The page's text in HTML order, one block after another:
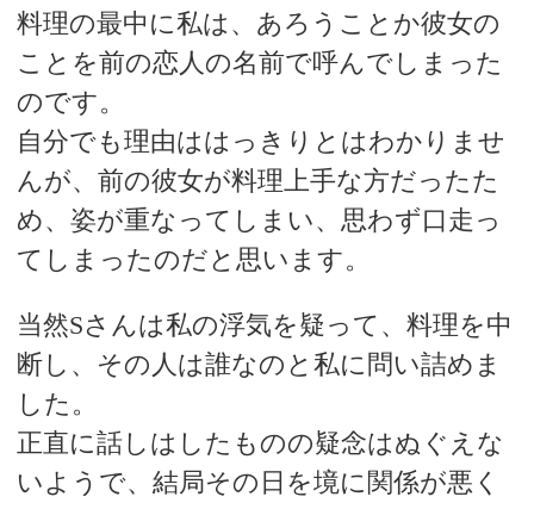
料理の最中に私は、あろうことか彼女の
ことを前の恋人の名前で呼んでしまった
のです。
自分でも理由ははっきりとはわかりませ
んが、前の彼女が料理上手な方だったた
め、姿が重なってしまい、思わず口走っ
てしまったのだと思います。
当然Sさんは私の浮気を疑って、料理を中
断し、その人は誰なのと私に問い詰めま
した。
正直に話しはしたものの疑念はぬぐえな
いようで、結局その日を境に関係が悪く